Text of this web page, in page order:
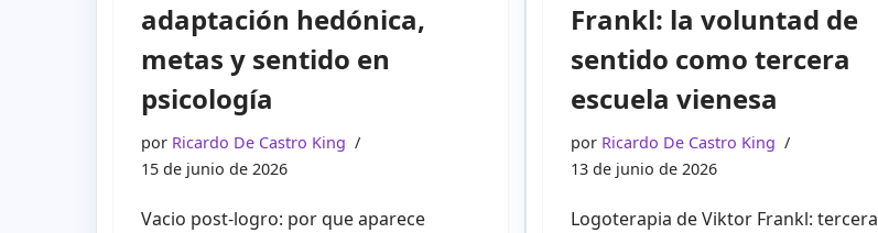
adaptación hedónica,
metas y sentido en
psicología
por Ricardo De Castro King
15 de junio de 2026
Vacio post-logro: por que aparece
Frankl: la voluntad de
sentido como tercera
escuela vienesa
por Ricardo De Castro King
13 de junio de 2026
Logoterapia de Viktor Frankl: tercera